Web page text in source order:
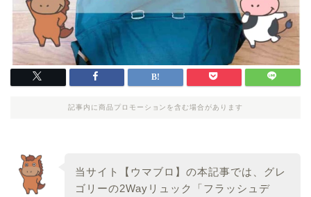
記事内に商品プロモーションを含む場合があります
当サイト【ウマブロ】の本記事では、グレ
ゴリーの2Wayリュック「フラッシュデ